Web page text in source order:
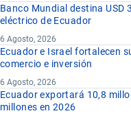
Banco Mundial destina USD
eléctrico de Ecuador
6 Agosto, 2026
Ecuador e Israel fortalecen
comercio e inversión
6 Agosto, 2026
Ecuador exportará 10,8
millones en 2026